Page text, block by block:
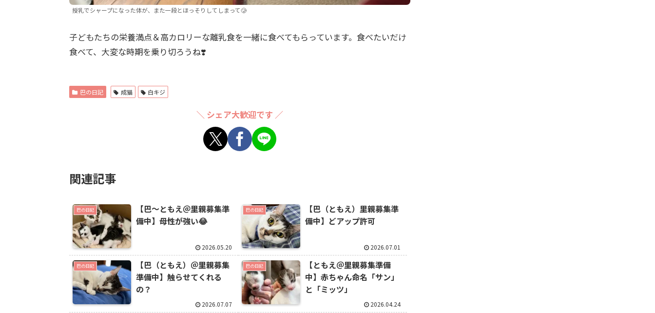
授乳でシャープになった体が、また一段とほっそりしてしまって🥲
子どもたちの栄養満点＆高カロリーな離乳食を一緒に食べてもらっています。食べたいだけ
食べて、大変な時期を乗り切ろうね❣️
巴の日記 成猫 白キジ
＼ シェア大歓迎です ／
関連記事
巴の日記
【巴～ともえ＠里親募集準
備中】母性が強い😂
2026.05.20
巴の日記
【巴（ともえ）里親募集準
備中】どアップ許可
2026.07.01
巴の日記
【巴（ともえ）＠里親募集
準備中】触らせてくれる
の？
2026.07.07
巴の日記
【ともえ＠里親募集準備
中】赤ちゃん命名「サン」
と「ミッツ」
2026.04.24